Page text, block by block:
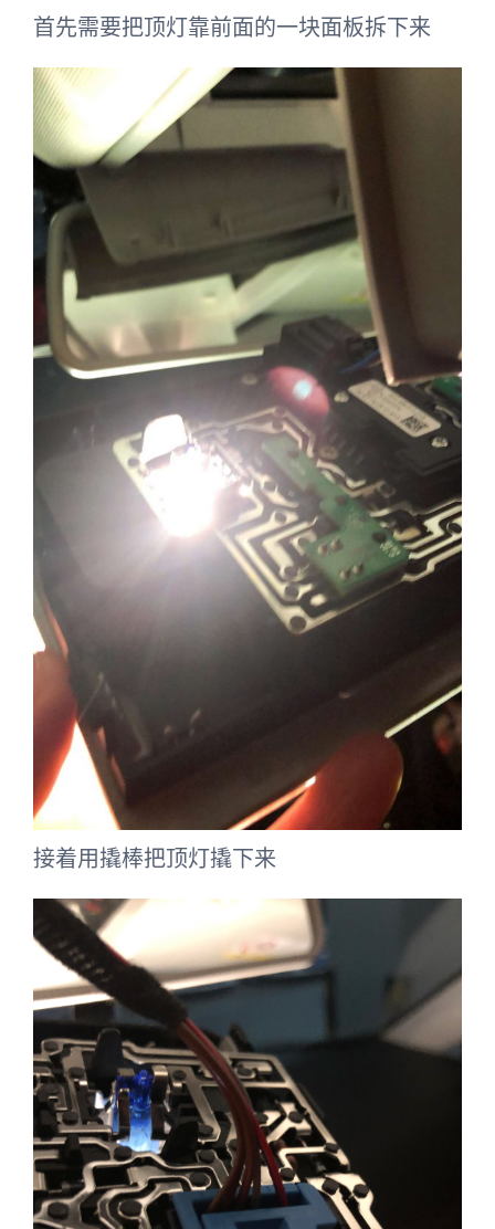
首先需要把顶灯靠前面的一块面板拆下来
接着用撬棒把顶灯撬下来